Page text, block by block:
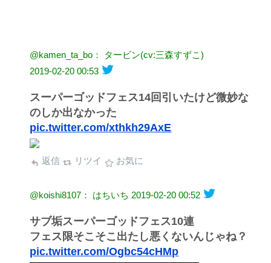
@kamen_ta_bo： タービン(cv:三森すずこ)
2019-02-20 00:53
スーパーゴッドフェス14回引いたけど微妙な
のしか出なかった
pic.twitter.com/xthkh29AxE
返信 リツイ お気に
@koishi8107： はちいち 2019-02-20 00:52
サブ垢スーパーゴッドフェス10連
フェス限そこそこ出たし悪くないんじゃね？
pic.twitter.com/Ogbc54cHMp